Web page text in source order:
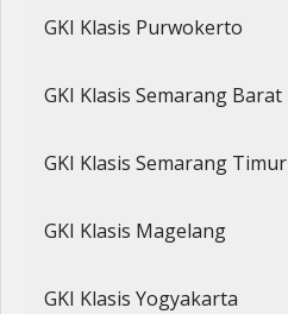
GKI Klasis Purwokerto
GKI Klasis Semarang Barat
GKI Klasis Semarang Timur
GKI Klasis Magelang
GKI Klasis Yogyakarta